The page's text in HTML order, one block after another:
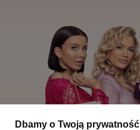
Dbamy o Twoją prywatność